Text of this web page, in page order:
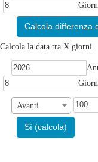
Calcola differenza
Calcola la data tra X giorni
Avanti
Sì (calcola)